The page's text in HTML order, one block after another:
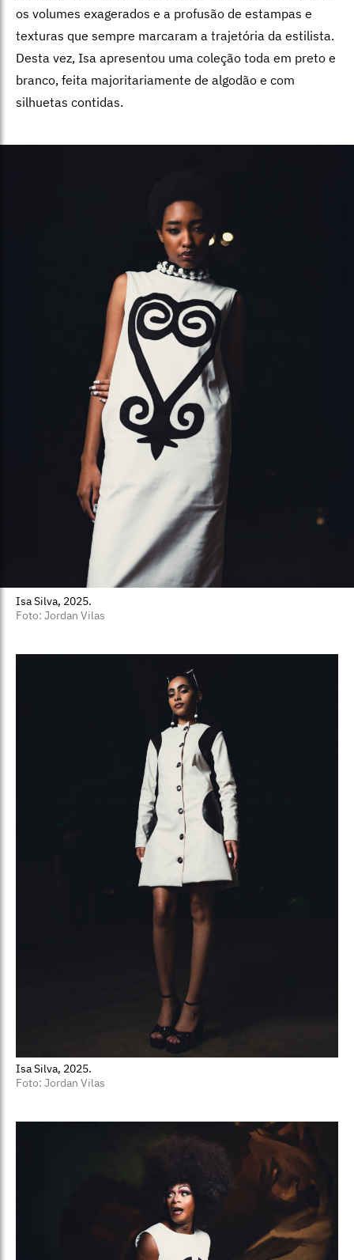
os volumes exagerados e a profusão de estampas e
texturas que sempre marcaram a trajetória da estilista.
Desta vez, Isa apresentou uma coleção toda em preto e
branco, feita majoritariamente de algodão e com
silhuetas contidas.
Isa Silva, 2025.
Foto: Jordan Vilas
Isa Silva, 2025.
Foto: Jordan Vilas